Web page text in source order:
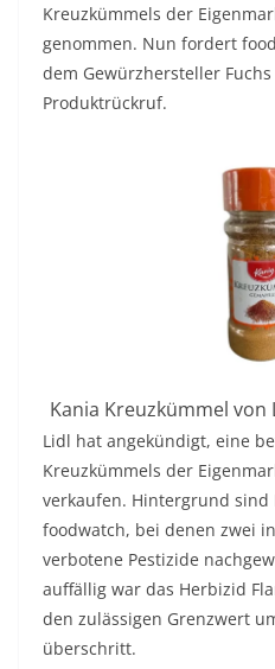
Kreuzkümmels der
genommen. Nun fordert
dem Gewürzhersteller
Produktrückruf.
Kania Kreuzkümmel von
Lidl hat angekündigt, eine
Kreuzkümmels der
verkaufen. Hintergrund
foodwatch, bei denen zwei
verbotene Pestizide
auffällig war das Herbizid
den zulässigen Grenzwert
überschritt.